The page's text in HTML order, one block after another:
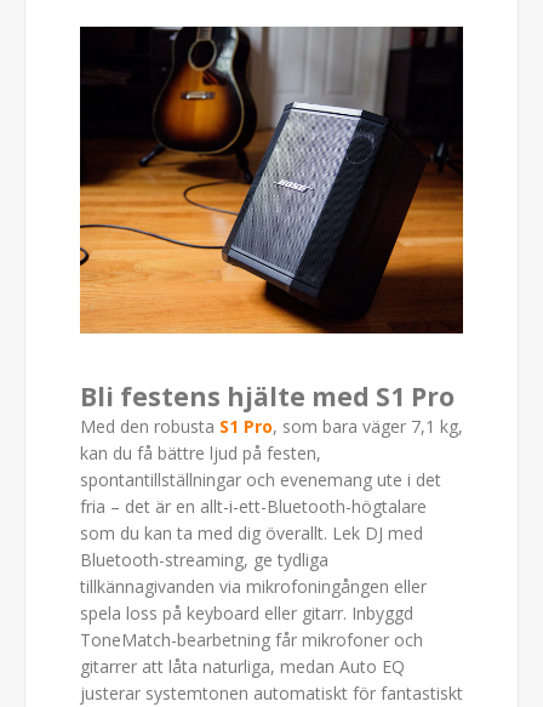
Bli festens hjälte med S1 Pro
Med den robusta S1 Pro, som bara väger 7,1 kg,
kan du få bättre ljud på festen,
spontantillställningar och evenemang ute i det
fria – det är en allt-i-ett-Bluetooth-högtalare
som du kan ta med dig överallt. Lek DJ med
Bluetooth-streaming, ge tydliga
tillkännagivanden via mikrofoningången eller
spela loss på keyboard eller gitarr. Inbyggd
ToneMatch-bearbetning får mikrofoner och
gitarrer att låta naturliga, medan Auto EQ
justerar systemtonen automatiskt för fantastiskt